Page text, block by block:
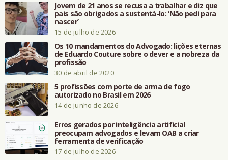
Jovem de 21 anos se recusa a trabalhar e diz que
pais são obrigados a sustentá-lo: ‘Não pedi para
nascer’
15 de julho de 2026
Os 10 mandamentos do Advogado: lições eternas
de Eduardo Couture sobre o dever e a nobreza da
profissão
30 de abril de 2020
5 profissões com porte de arma de fogo
autorizado no Brasil em 2026
14 de junho de 2026
Erros gerados por inteligência artificial
preocupam advogados e levam OAB a criar
ferramenta de verificação
17 de julho de 2026